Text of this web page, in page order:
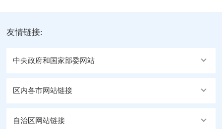
友情链接:
中央政府和国家部委网站
区内各市网站链接
自治区网站链接